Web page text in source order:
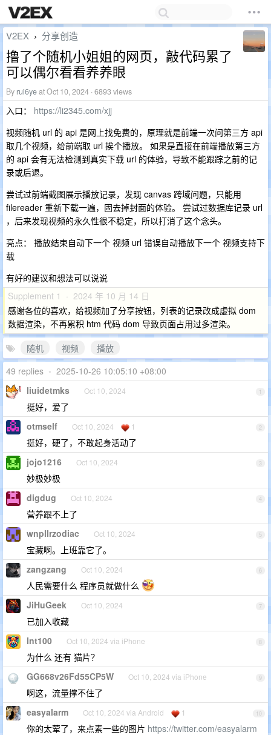
V2EX › 分享创造
撸了个随机小姐姐的网页，敲代码累了
可以偶尔看看养养眼
By rui6yeat Oct 10, 2024 · 6893 views
入口： https://li2345.com/xjj
视频随机 url 的 api 是网上找免费的，原理就是前端一次问第三方 api
取几个视频，给前端取 url 挨个播放。 如果是直接在前端播放第三方
的 api 会有无法检测到真实下载 url 的体验，导致不能跟踪之前的记
录或后退。
尝试过前端截图展示播放记录，发现 canvas 跨域问题，只能用
filereader 重新下载一遍，固去掉封面的体验。 尝试过数据库记录 url
，后来发现视频的永久性很不稳定，所以打消了这个念头。
亮点： 播放结束自动下一个 视频 url 错误自动播放下一个 视频支持下
载
有好的建议和想法可以说说
Supplement 1 · 2024 年 10 月 14 日
感谢各位的喜欢，给视频加了分享按钮，列表的记录改成虚拟 dom
数据渲染，不再累积 htm 代码 dom 导致页面占用过多渲染。
随机
视频
播放
49 replies • 2025-10-26 10:05:10 +08:00
1
liuidetmks Oct 10, 2024
挺好，爱了
2
otmself Oct 10, 2024 1
挺好，硬了，不敢起身活动了
3
jojo1216 Oct 10, 2024
妙极妙极
4
digdug Oct 10, 2024
营养跟不上了
5
wnpllrzodiac Oct 10, 2024
宝藏啊。上班靠它了。
6
zangzang Oct 10, 2024
人民需要什么 程序员就做什么
7
JiHuGeek Oct 10, 2024
已加入收藏
8
Int100 Oct 10, 2024 via iPhone
为什么 还有 猫片？
9
GG668v26Fd55CP5W Oct 10, 2024 via iPhone
啊这，流量撑不住了
10
easyalarm Oct 10, 2024 via Android 1
你的太荤了，来点素一些的图片 https://twitter.com/easyalarm